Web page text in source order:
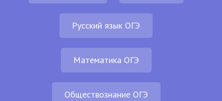
Русский язык ОГЭ
Математика ОГЭ
Обществознание ОГЭ